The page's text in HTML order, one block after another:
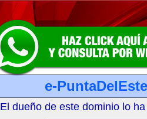
e-
El dueño de este dominio lo